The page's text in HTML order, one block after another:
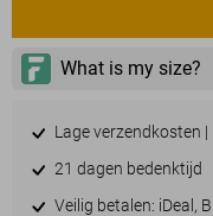
Lage verzendkosten
21 dagen bedenktijd
Veilig betalen: iDeal,